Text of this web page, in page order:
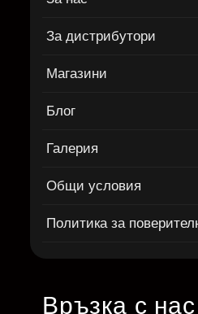
За дистрибутори
Магазини
Блог
Галерия
Общи условия
Политика за
Връзка с нас